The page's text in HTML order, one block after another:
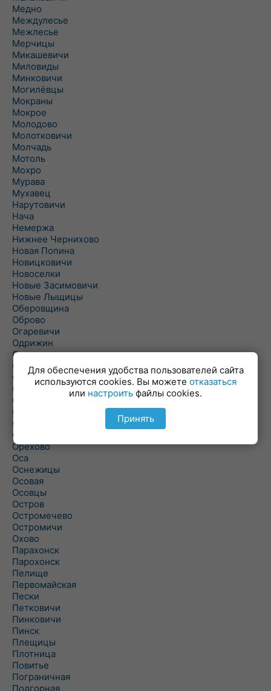
Медно
Междулесье
Межлесье
Мерчицы
Микашевичи
Миловиды
Минковичи
Могилёвцы
Мокраны
Мокрое
Молодово
Молотковичи
Молчадь
Мотоль
Мохро
Мурава
Мухавец
Нарутовичи
Нача
Немержа
Нижнее Чернихово
Новая Попина
Новицковичи
Новоселки
Новые Засимовичи
Новые Лыщицы
Оберовщина
Оброво
Огаревичи
Одрижин
Оздамичи
Озяты
Олтуш
Ольманы
Ольпень
Ольшаны
Омельная
Ополь
Орехово
Оса
Оснежицы
Осовая
Осовцы
Остров
Остромечево
Остромичи
Охово
Парахонск
Парохонск
Пелище
Первомайская
Пески
Петковичи
Пинковичи
Пинск
Плещицы
Плотница
Повитье
Пограничная
Подгорная
Для обеспечения удобства пользователей сайта
используются cookies. Вы можете отказаться
или настроить файлы cookies.
Принять